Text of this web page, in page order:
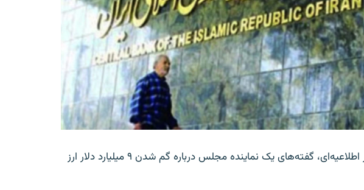
بانک مرکزی ایران روز جمعه با انتشار اطلاعیه‌ای، گفته‌های یک نماینده مجلس درباره گم شدن ۹ میلیارد دلار ارز